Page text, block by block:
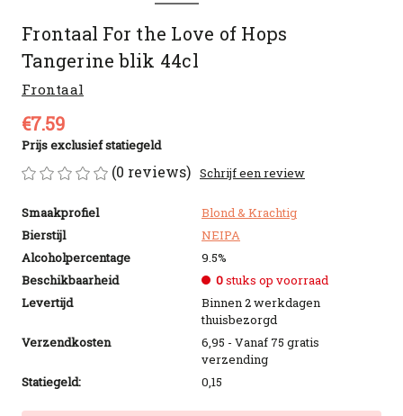
Frontaal For the Love of Hops
Tangerine blik 44cl
Frontaal
€7.59
Prijs exclusief statiegeld
(0 reviews) Schrijf een review
Smaakprofiel
Blond & Krachtig
Bierstijl
NEIPA
Alcoholpercentage
9.5%
Beschikbaarheid
0stuks op voorraad
Levertijd
Binnen 2 werkdagen
thuisbezorgd
Verzendkosten
6,95 - Vanaf 75 gratis
verzending
Statiegeld:
0,15